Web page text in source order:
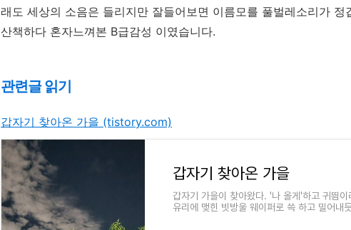
래도 세상의 소음은 들리지만 잘들어보면 이름모를 풀벌레소리가 정
산책하다 혼자느껴본 B급감성 이였습니다.
관련글 읽기
갑자기 찾아온 가을 (tistory.com)
갑자기 찾아온 가을
갑자기 가을이 찾아왔다. '나 올게'하고 귀띔
유리에 맺힌 빗방울 웨이퍼로 쓱 하고 밀어내